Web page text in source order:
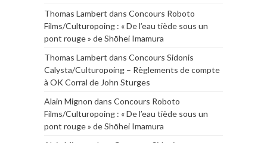
Thomas Lambert dans Concours Roboto
Films/Culturopoing : « De l’eau tiède sous un
pont rouge » de Shōhei Imamura
Thomas Lambert dans Concours Sidonis
Calysta/Culturopoing – Règlements de compte
à OK Corral de John Sturges
Alain Mignon dans Concours Roboto
Films/Culturopoing : « De l’eau tiède sous un
pont rouge » de Shōhei Imamura